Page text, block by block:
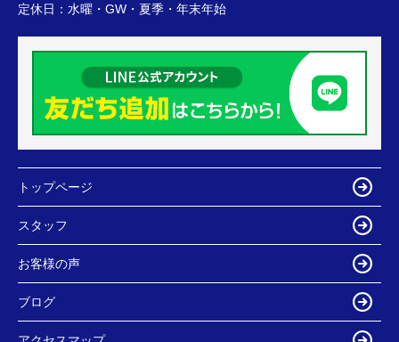
定休日： 水曜・GW・夏季・年末年始
トップページ
スタッフ
お客様の声
ブログ